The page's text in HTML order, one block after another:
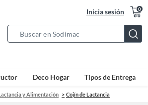
Inicia sesión 0
Bar
Deco Hogar Tipos de Entrega
y Alimentación Cojín de Lactancia